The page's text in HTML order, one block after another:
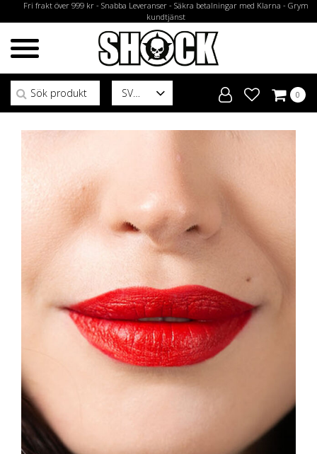
Fri frakt över 999 kr - Snabba Leveranser - Säkra betalningar med Klarna - Grym
kundtjänst
SV
Sök efter:
0